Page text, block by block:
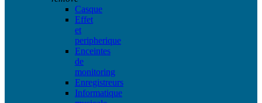
Casque
Effet
et
peripherique
Enceintes
de
monitoring
Enregistreurs
Informatique